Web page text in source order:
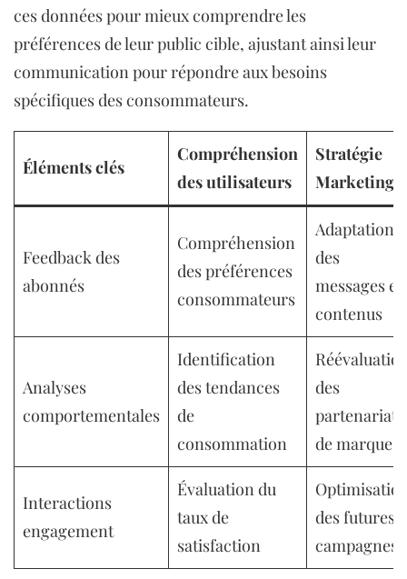
ces données pour mieux comprendre les
préférences de leur public cible, ajustant ainsi leur
communication pour répondre aux besoins
spécifiques des consommateurs.
Éléments clés
Compréhension
des utilisateurs
Stratégie
Marketing
Feedback des
abonnés
Compréhension
des préférences
consommateurs
Adaptation
des
messages et
contenus
Analyses
comportementales
Identification
des tendances
de
consommation
des
partenariats
de marque
Interactions
engagement
Évaluation du
taux de
satisfaction
des futures
campagnes